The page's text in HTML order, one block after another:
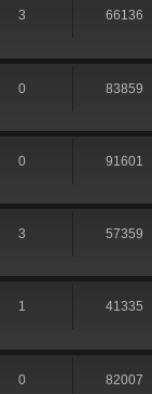
3 66136
0 83859
0 91601
3 57359
1 41335
0 82007